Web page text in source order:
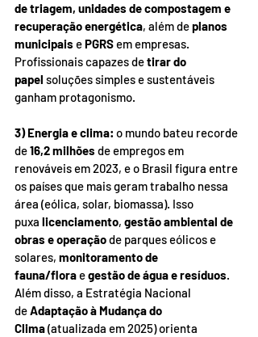
de triagem, unidades de compostagem e
recuperação energética, além de planos
municipais e PGRS em empresas.
Profissionais capazes de tirar do
papel soluções simples e sustentáveis
ganham protagonismo.
3) Energia e clima: o mundo bateu recorde
de 16,2 milhões de empregos em
renováveis em 2023, e o Brasil figura entre
os países que mais geram trabalho nessa
área (eólica, solar, biomassa). Isso
puxa licenciamento, gestão ambiental de
obras e operação de parques eólicos e
solares, monitoramento de
fauna/flora e gestão de água e resíduos.
Além disso, a Estratégia Nacional
de Adaptação à Mudança do
Clima (atualizada em 2025) orienta